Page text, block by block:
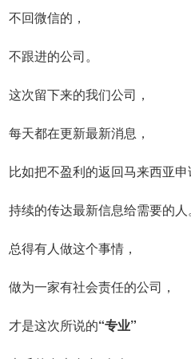
不回微信的，
不跟进的公司。
这次留下来的我们公司，
每天都在更新最新消息，
比如把不盈利的返回马来西亚
持续的传达最新信息给需要的人
总得有人做这个事情，
做为一家有社会责任的公司，
才是这次所说的“专业”